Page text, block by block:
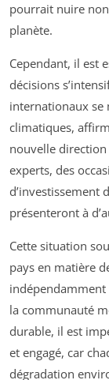
pourrait nuire
planète.
Cependant, il est
décisions
internationaux se
climatiques,
nouvelle direction
experts, des
d’investissement
présenteront à
Cette situation
pays en matière
indépendamment
la communauté
durable, il est
et engagé, car
dégradation